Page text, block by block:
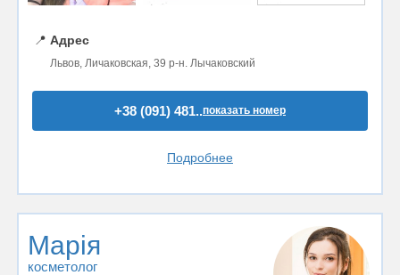
📍 Адрес
Львов, Личаковская, 39 р-н. Лычаковский
+38 (091) 481..показать номер
Подробнее
Марія
косметолог